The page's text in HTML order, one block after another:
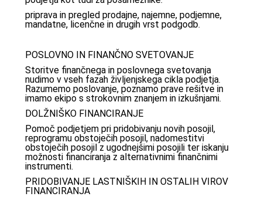
priprava in pregled prodajne, najemne, podjemne,
mandatne, licenčne in drugih vrst podgodb.
POSLOVNO IN FINANČNO SVETOVANJE
Storitve finančnega in poslovnega svetovanja
nudimo v vseh fazah življenjskega cikla podjetja.
Razumemo poslovanje, poznamo prave rešitve in
imamo ekipo s strokovnim znanjem in izkušnjami.
DOLŽNIŠKO FINANCIRANJE
Pomoč podjetjem pri pridobivanju novih posojil,
reprogramu obstoječih posojil, nadomestitvi
obstoječih posojil z ugodnejšimi posojili ter iskanju
možnosti financiranja z alternativnimi finančnimi
instrumenti.
PRIDOBIVANJE LASTNIŠKIH IN OSTALIH VIROV
FINANCIRANJA